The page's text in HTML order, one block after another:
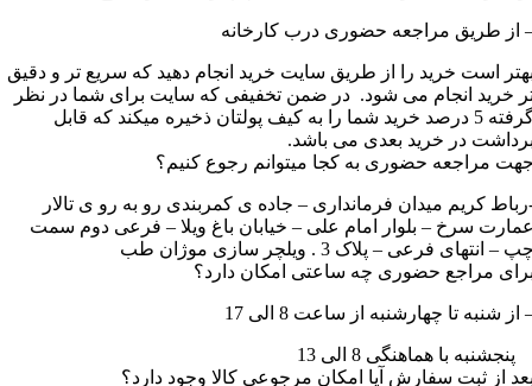
از طریق مراجعه حضوری درب کارخانه
است خرید را از طریق سایت خرید انجام دهید که سریع تر و دقیق
خرید انجام می شود. در ضمن تخفیفی که سایت برای شما در نظر
گرفته 5 درصد خرید شما را به کیف پولتان ذخیره میکند که قابل
در خرید بعدی می باشد.
مراجعه حضوری به کجا میتوانم رجوع کنیم؟
رباط کریم میدان فرمانداری – جاده ی کمربندی رو به رو ی تالار
سرخ – بلوار امام علی – خیابان باغ ویلا – فرعی دوم سمت
– انتهای فرعی – پلاک 3 . ویلچر سازی موژان طب
مراجع حضوری چه ساعتی امکان دارد؟
از شنبه تا چهارشنبه از ساعت 8 الی 17
با هماهنگی 8 الی 13
از ثبت سفارش آیا امکان مرجوعی کالا وجود دارد؟